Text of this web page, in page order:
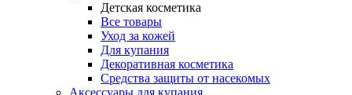
Детская косметика
Все товары
Уход за кожей
Для купания
Декоративная косметика
Средства защиты от насекомых
Аксессуары для купания